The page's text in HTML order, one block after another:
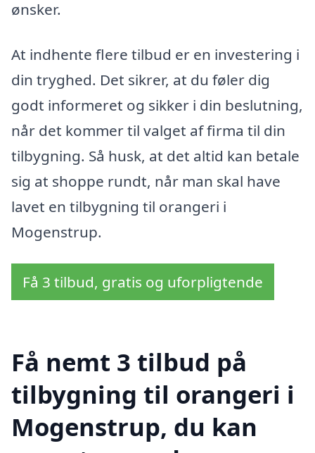
ønsker.
At indhente flere tilbud er en investering i
din tryghed. Det sikrer, at du føler dig
godt informeret og sikker i din beslutning,
når det kommer til valget af firma til din
tilbygning. Så husk, at det altid kan betale
sig at shoppe rundt, når man skal have
lavet en tilbygning til orangeri i
Mogenstrup.
Få 3 tilbud, gratis og uforpligtende
Få nemt 3 tilbud på
tilbygning til orangeri i
Mogenstrup, du kan